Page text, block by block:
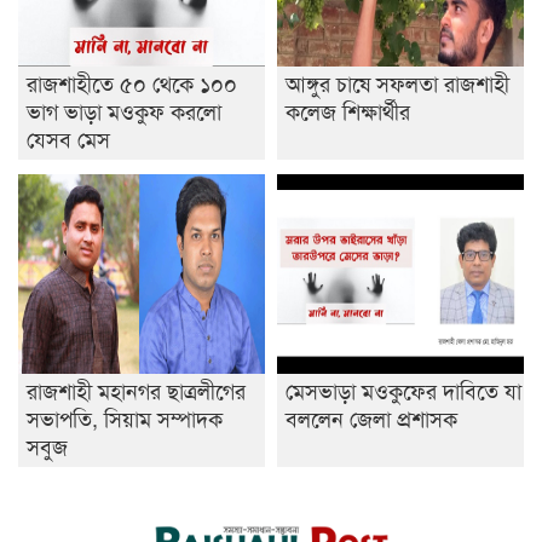
রাজশাহীতে ৫০ থেকে ১০০
ভাগ ভাড়া মওকুফ করলো
যেসব মেস
আঙ্গুর চাষে সফলতা রাজশাহী
কলেজ শিক্ষার্থীর
রাজশাহী মহানগর ছাত্রলীগের
সভাপতি, সিয়াম সম্পাদক
সবুজ
মেসভাড়া মওকুফের দাবিতে যা
বললেন জেলা প্রশাসক